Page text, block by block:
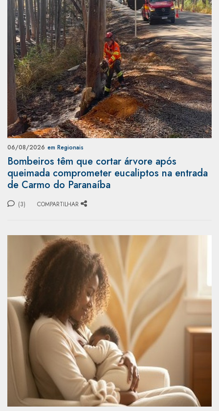
06/08/2026 em Regionais
Bombeiros têm que cortar árvore após
queimada comprometer eucaliptos na entrada
de Carmo do Paranaíba
(3) COMPARTILHAR